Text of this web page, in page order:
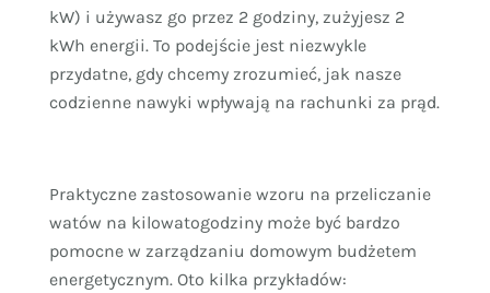
kW) i używasz go przez 2 godziny, zużyjesz 2
kWh energii. To podejście jest niezwykle
przydatne, gdy chcemy zrozumieć, jak nasze
codzienne nawyki wpływają na rachunki za prąd.
Praktyczne zastosowanie wzoru na przeliczanie
watów na kilowatogodziny może być bardzo
pomocne w zarządzaniu domowym budżetem
energetycznym. Oto kilka przykładów: